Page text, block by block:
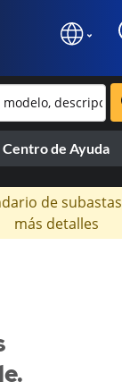
Centro de Ayuda
de subastas
más detalles